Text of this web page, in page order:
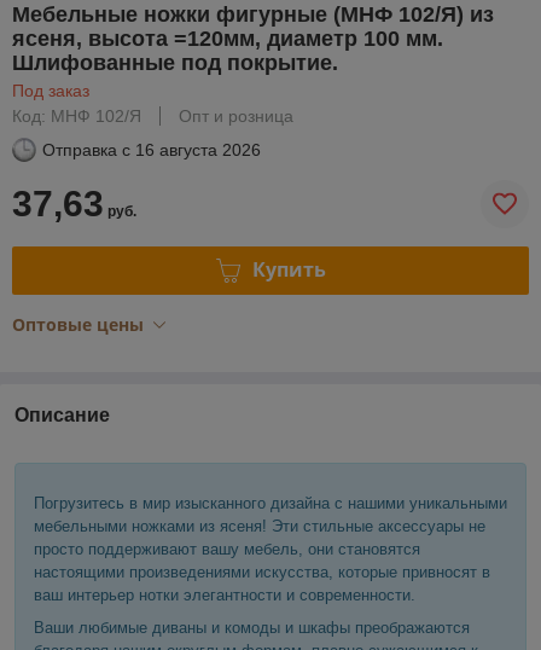
Мебельные ножки фигурные (МНФ 102/Я) из
ясеня, высота =120мм, диаметр 100 мм.
Шлифованные под покрытие.
Под заказ
Код: МНФ 102/Я
Опт и розница
Отправка с 16 августа 2026
37,63 руб.
Купить
Оптовые цены
Описание
Погрузитесь в мир изысканного дизайна с нашими уникальными
мебельными ножками из ясеня! Эти стильные аксессуары не
просто поддерживают вашу мебель, они становятся
настоящими произведениями искусства, которые привносят в
ваш интерьер нотки элегантности и современности.
Ваши любимые диваны и комоды и шкафы преображаются